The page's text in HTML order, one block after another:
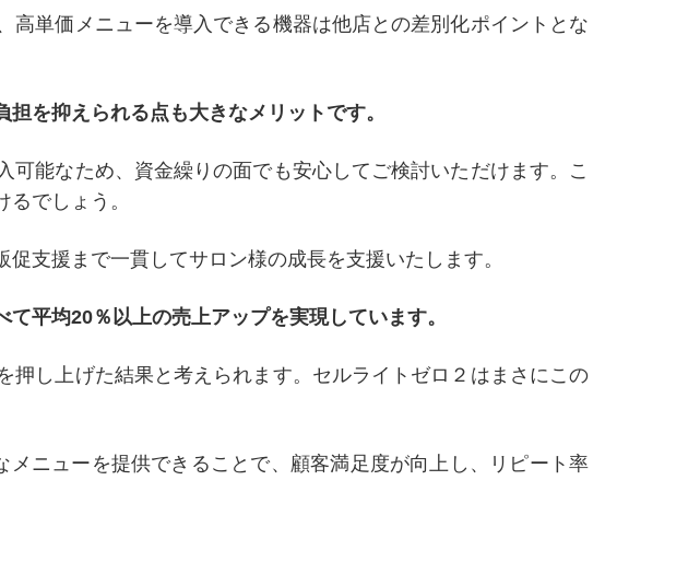
単価メニューを導入できる機器は他店との差別化ポイントとな
を抑えられる点も大きなメリットです。
能なため、資金繰りの面でも安心してご検討いただけます。こ
でしょう。
支援まで一貫してサロン様の成長を支援いたします。
平均20％以上の売上アップを実現しています。
し上げた結果と考えられます。セルライトゼロ２はまさにこの
ニューを提供できることで、顧客満足度が向上し、リピート率